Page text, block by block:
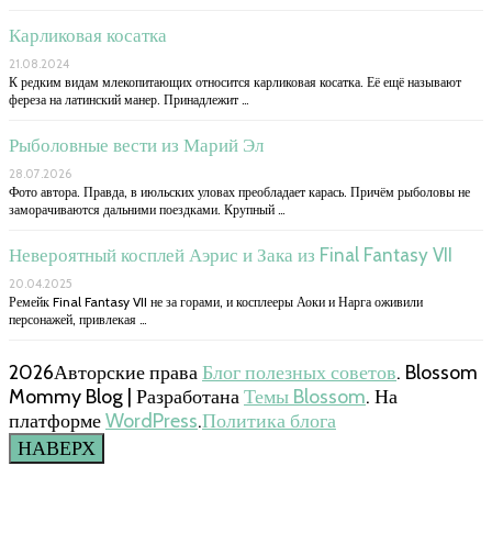
Карликовая косатка
21.08.2024
К редким видам млекопитающих относится карликовая косатка. Её ещё называют
фереза на латинский манер. Принадлежит …
Рыболовные вести из Марий Эл
28.07.2026
Фото автора. Правда, в июльских уловах преобладает карась. Причём рыболовы не
заморачиваются дальними поездками. Крупный …
Невероятный косплей Аэрис и Зака из Final Fantasy VII
20.04.2025
Ремейк Final Fantasy VII не за горами, и косплееры Аоки и Нарга оживили
персонажей, привлекая …
2026Авторские праваБлог полезных советов. Blossom
Mommy Blog | РазработанаТемы Blossom. На
платформеWordPress.Политика блога
НАВЕРХ